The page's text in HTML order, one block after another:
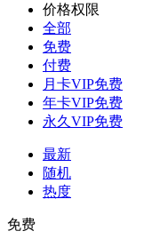
价格权限
全部
免费
付费
月卡VIP免费
年卡VIP免费
永久VIP免费
最新
随机
热度
免费